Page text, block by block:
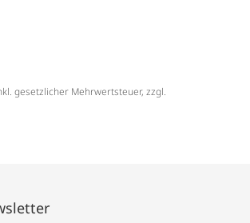
gesetzlicher Mehrwertsteuer, zzgl.